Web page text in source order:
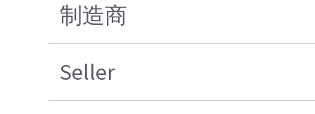
制造商
Seller